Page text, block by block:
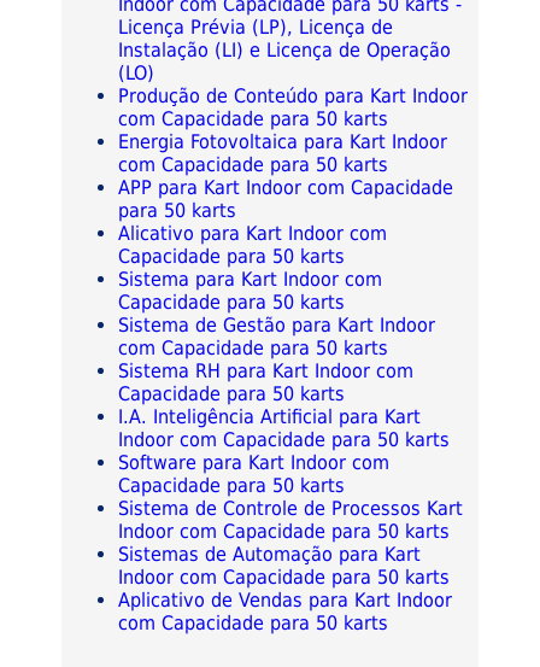
Licença Prévia (LP), Licença de
Instalação (LI) e Licença de Operação
(LO)
Produção de Conteúdo para Kart Indoor
com Capacidade para 50 karts
Energia Fotovoltaica para Kart Indoor
com Capacidade para 50 karts
APP para Kart Indoor com Capacidade
para 50 karts
Alicativo para Kart Indoor com
Capacidade para 50 karts
Sistema para Kart Indoor com
Capacidade para 50 karts
Sistema de Gestão para Kart Indoor
com Capacidade para 50 karts
Sistema RH para Kart Indoor com
Capacidade para 50 karts
I.A. Inteligência Artificial para Kart
Indoor com Capacidade para 50 karts
Software para Kart Indoor com
Capacidade para 50 karts
Sistema de Controle de Processos Kart
Indoor com Capacidade para 50 karts
Sistemas de Automação para Kart
Indoor com Capacidade para 50 karts
Aplicativo de Vendas para Kart Indoor
com Capacidade para 50 karts